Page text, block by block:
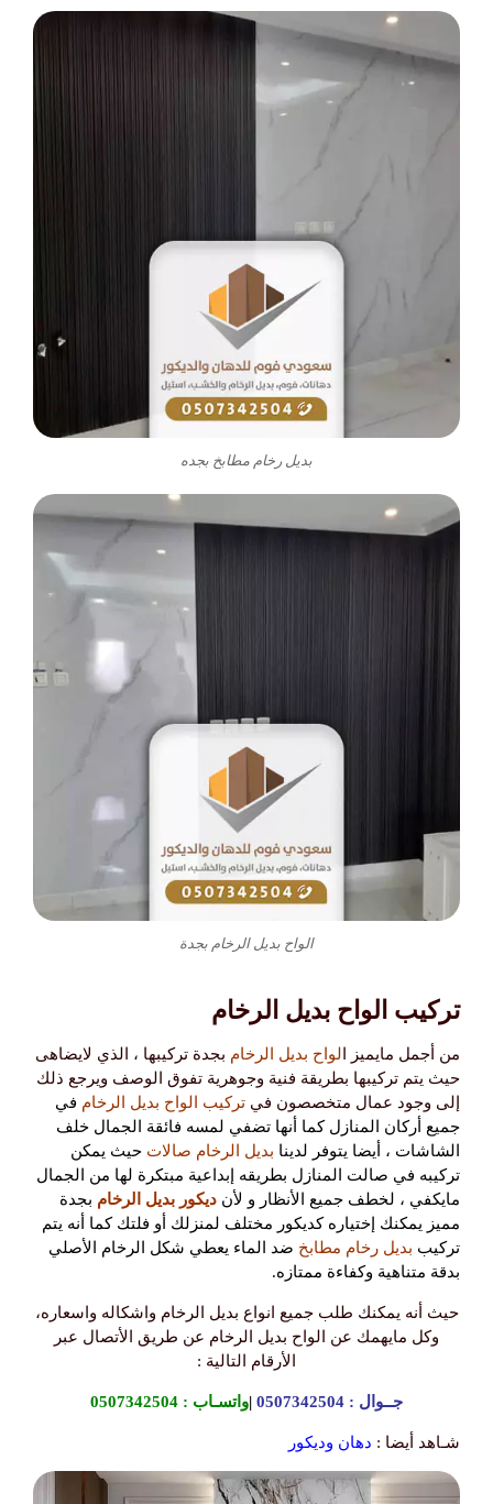
بديل رخام مطابخ بجده
الواح بديل الرخام بجدة
تركيب الواح بديل الرخام
من أجمل مايميز الواح بديل الرخام بجدة تركيبها ، الذي لايضاهى
حيث يتم تركيبها بطريقة فنية وجوهرية تفوق الوصف ويرجع ذلك
إلى وجود عمال متخصصون في تركيب الواح بديل الرخام في
جميع أركان المنازل كما أنها تضفي لمسه فائقة الجمال خلف
الشاشات ، أيضا يتوفر لدينا بديل الرخام صالات حيث يمكن
تركيبه في صالت المنازل بطريقه إبداعية مبتكرة لها من الجمال
مايكفي ، لخطف جميع الأنظار و لأن ديكور بديل الرخام بجدة
مميز يمكنك إختياره كديكور مختلف لمنزلك أو فلتك كما أنه يتم
تركيب بديل رخام مطابخ ضد الماء يعطي شكل الرخام الأصلي
بدقة متناهية وكفاءة ممتازه.
حيث أنه يمكنك طلب جميع انواع بديل الرخام واشكاله واسعاره،
وكل مايهمك عن الواح بديل الرخام عن طريق الأتصال عبر
الأرقام التالية :
جــوال : 0507342504
|واتسـاب : 0507342504
شـاهد أيضا : دهان وديكور